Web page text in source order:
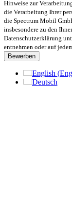
Hinweise zur
die Verarbeitung Ihrer
die Spectrum Mobil
insbesondere zu den
Datenschutzerklärung
entnehmen oder auf
Bewerben
English (
Deutsch